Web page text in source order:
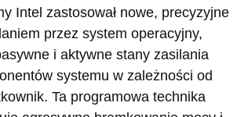
Intel zastosował nowe, precyzyjne
przez system operacyjny,
i aktywne stany zasilania
systemu w zależności od
Ta programowa technika